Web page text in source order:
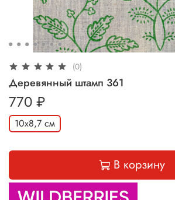
(0)
Деревянный штамп 361
770 ₽
10х8,7 см
В корзину